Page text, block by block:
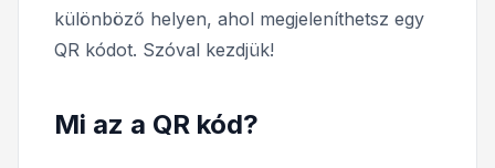
különböző helyen, ahol megjeleníthetsz egy
QR kódot. Szóval kezdjük!
Mi az a QR kód?